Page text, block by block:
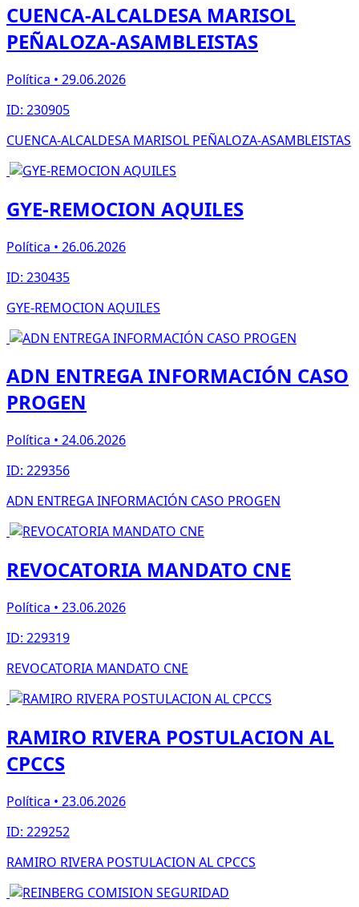
CUENCA-ALCALDESA MARISOL
PEÑALOZA-ASAMBLEISTAS
Política • 29.06.2026
ID: 230905
CUENCA-ALCALDESA MARISOL PEÑALOZA-ASAMBLEISTAS
GYE-REMOCION AQUILES
Política • 26.06.2026
ID: 230435
GYE-REMOCION AQUILES
ADN ENTREGA INFORMACIÓN CASO
PROGEN
Política • 24.06.2026
ID: 229356
ADN ENTREGA INFORMACIÓN CASO PROGEN
REVOCATORIA MANDATO CNE
Política • 23.06.2026
ID: 229319
REVOCATORIA MANDATO CNE
RAMIRO RIVERA POSTULACION AL
CPCCS
Política • 23.06.2026
ID: 229252
RAMIRO RIVERA POSTULACION AL CPCCS